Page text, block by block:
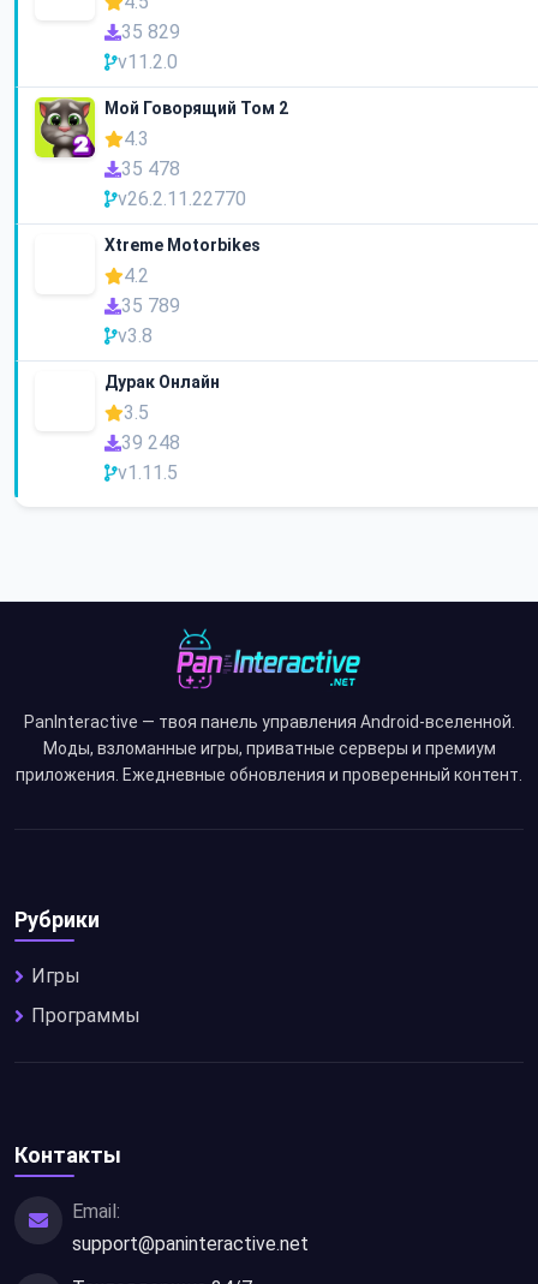
35 829
v11.2.0
Мой Говорящий Том 2
4.3
35 478
v26.2.11.22770
Xtreme Motorbikes
4.2
35 789
v3.8
Дурак Онлайн
3.5
39 248
v1.11.5
PanInteractive — твоя панель управления Android-вселенной.
Моды, взломанные игры, приватные серверы и премиум
приложения. Ежедневные обновления и проверенный контент.
Рубрики
Игры
Программы
Контакты
Email:
support@paninteractive.net